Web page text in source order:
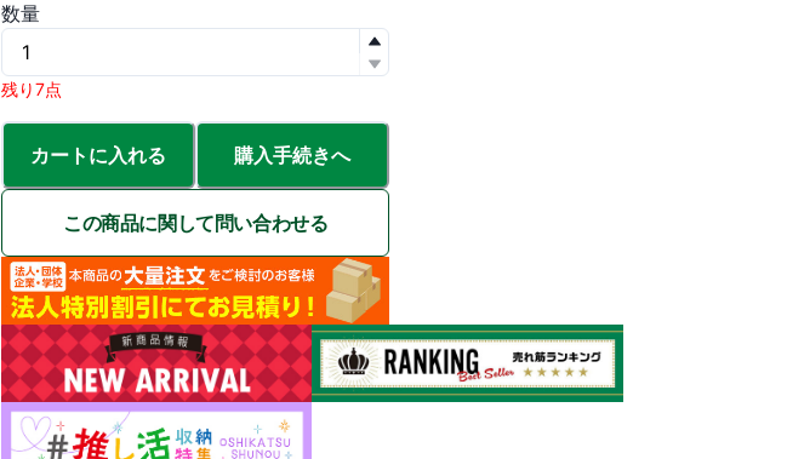
数量
残り7点
カートに入れる 購入手続きへ
この商品に関して問い合わせる